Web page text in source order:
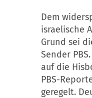
Dem
israelische
Grund sei
Sender
auf die
PBS-
geregelt.